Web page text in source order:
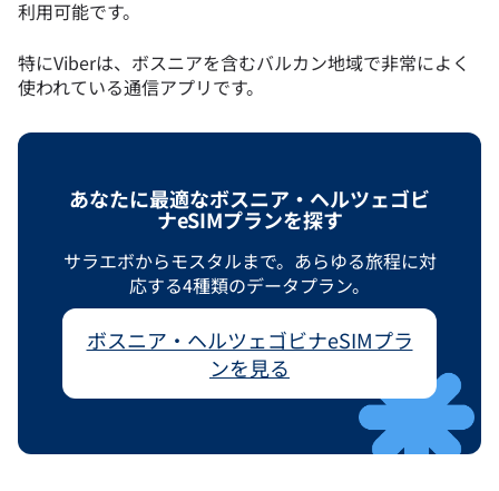
利用可能です。
特にViberは、ボスニアを含むバルカン地域で非常によく
使われている通信アプリです。
あなたに最適なボスニア・ヘルツェゴビ
ナeSIMプランを探す
サラエボからモスタルまで。あらゆる旅程に対
応する4種類のデータプラン。
ボスニア・ヘルツェゴビナeSIMプラ
ンを見る